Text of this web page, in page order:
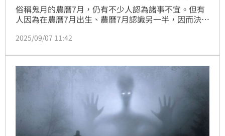
俗稱鬼月的農曆7月，仍有不少人認為諸事不宜。但有
人因為在農曆7月出生、農曆7月認識另一半，因而決定
也不反對，還希望明年七月抱曾孫完成「四合一」。
2025/09/07 11:42